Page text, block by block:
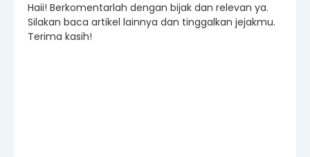
Haii! Berkomentarlah dengan bijak dan relevan ya.
Silakan baca artikel lainnya dan tinggalkan jejakmu.
Terima kasih!